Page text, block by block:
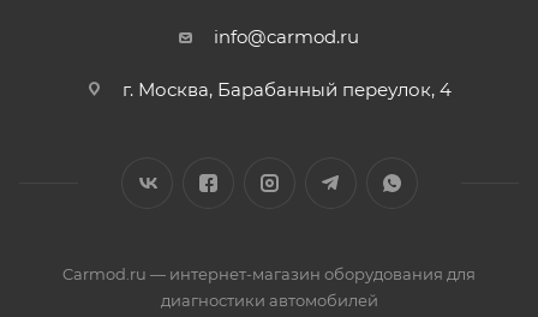
info@carmod.ru
г. Москва, Барабанный переулок, 4
Carmod.ru — интернет-магазин оборудования для
диагностики автомобилей